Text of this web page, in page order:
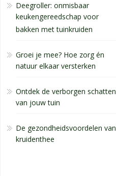
Deegroller: onmisbaar
keukengereedschap voor
bakken met tuinkruiden
Groei je mee? Hoe zorg én
natuur elkaar versterken
Ontdek de verborgen schatten
van jouw tuin
De gezondheidsvoordelen van
kruidenthee